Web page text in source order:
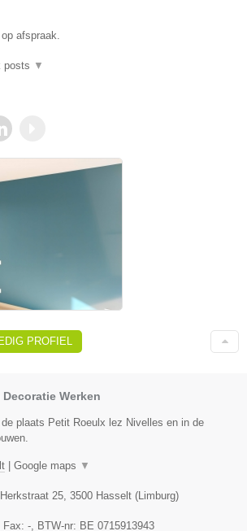
afspraak.
posts ▼
PROFIEL
Werken
plaats Petit Roeulx lez Nivelles en in de
| Google maps ▼
25 3500 Hasselt (Limburg)
, Fax: - , BTW-nr: BE 0715913943